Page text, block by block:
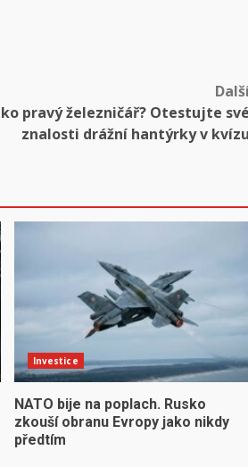
pravý železničář? Otestujte své
znalosti drážní hantýrky v kvízu
Investice
NATO bije na poplach. Rusko
zkouší obranu Evropy jako nikdy
předtím